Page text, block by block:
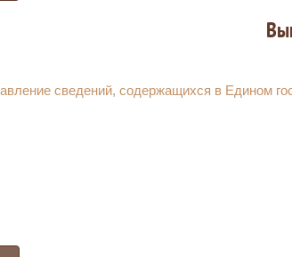
сведений, содержащихся в Едином